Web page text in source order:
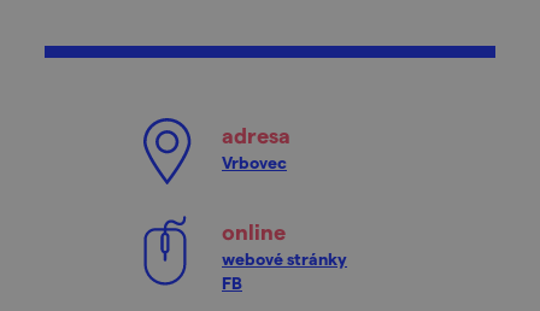
adresa
Vrbovec
online
webové stránky
FB